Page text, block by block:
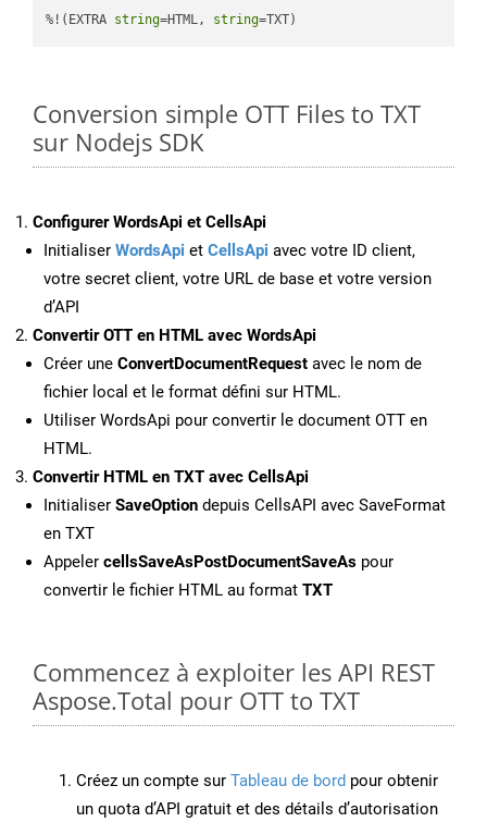
%!(EXTRA string=HTML, string=TXT)
Conversion simple OTT Files to TXT
sur Nodejs SDK
Configurer WordsApi et CellsApi
Initialiser WordsApi et CellsApi avec votre ID client,
votre secret client, votre URL de base et votre version
d’API
Convertir OTT en HTML avec WordsApi
Créer une ConvertDocumentRequest avec le nom de
fichier local et le format défini sur HTML.
Utiliser WordsApi pour convertir le document OTT en
HTML.
Convertir HTML en TXT avec CellsApi
Initialiser SaveOption depuis CellsAPI avec SaveFormat
en TXT
Appeler cellsSaveAsPostDocumentSaveAs pour
convertir le fichier HTML au format TXT
Commencez à exploiter les API REST
Aspose.Total pour OTT to TXT
Créez un compte sur Tableau de bord pour obtenir
un quota d’API gratuit et des détails d’autorisation